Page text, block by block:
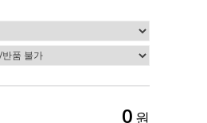
0 원